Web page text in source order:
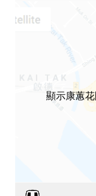
顯示康蕙